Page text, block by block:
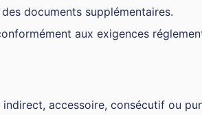
documents supplémentaires.
aux exigences
accessoire, consécutif ou